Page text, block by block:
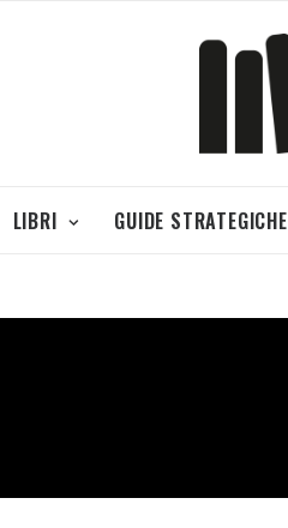
LIBRI GUIDE STRATEGICHE